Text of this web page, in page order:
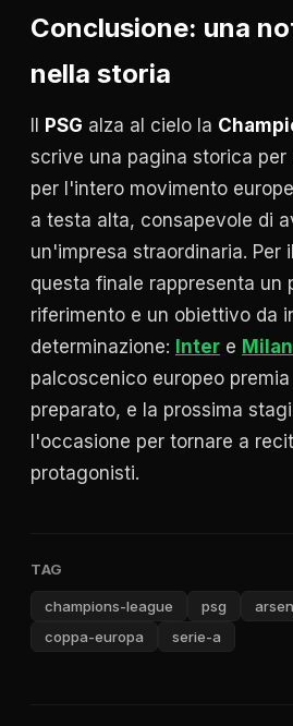
Conclusione: una
nella storia
PSG alza al cielo la
scrive una pagina storica
per l'intero movimento
a testa alta, consapevole di
un'impresa straordinaria. Per
questa finale rappresenta un
riferimento e un obiettivo da
determinazione: Inter e Milan
palcoscenico europeo
preparato, e la prossima
l'occasione per tornare a
protagonisti.
TAG
champions-league psg
coppa-europa
serie-a